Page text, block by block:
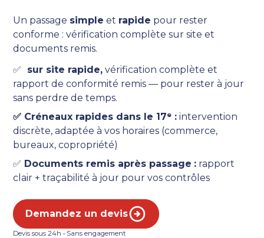
Un passage simple et rapide pour rester
conforme : vérification complète sur site et
documents remis.
✅ sur site rapide, vérification complète et
rapport de conformité remis — pour rester à jour
sans perdre de temps.
✅ Créneaux rapides dans le 17ᵉ : intervention
discrète, adaptée à vos horaires (commerce,
bureaux, copropriété)
✅ Documents remis après passage : rapport
clair + traçabilité à jour pour vos contrôles
Demandez un devis
Devis sous 24h • Sans engagement